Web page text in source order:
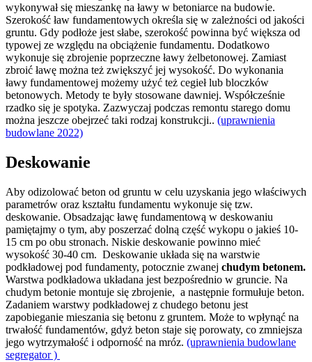
wykonywał się mieszankę na ławy w betoniarce na budowie.
Szerokość ław fundamentowych określa się w zależności od jakości
gruntu. Gdy podłoże jest słabe, szerokość powinna być większa od
typowej ze względu na obciążenie fundamentu. Dodatkowo
wykonuje się zbrojenie poprzeczne ławy żelbetonowej. Zamiast
zbroić ławę można też zwiększyć jej wysokość. Do wykonania
ławy fundamentowej możemy użyć też cegieł lub bloczków
betonowych. Metody te były stosowane dawniej. Współcześnie
rzadko się je spotyka. Zazwyczaj podczas remontu starego domu
można jeszcze obejrzeć taki rodzaj konstrukcji.. (uprawnienia
budowlane 2022)
Deskowanie
Aby odizolować beton od gruntu w celu uzyskania jego właściwych
parametrów oraz kształtu fundamentu wykonuje się tzw.
deskowanie. Obsadzając ławę fundamentową w deskowaniu
pamiętajmy o tym, aby poszerzać dolną część wykopu o jakieś 10-
15 cm po obu stronach. Niskie deskowanie powinno mieć
wysokość 30-40 cm. Deskowanie układa się na warstwie
podkładowej pod fundamenty, potocznie zwanej chudym betonem.
Warstwa podkładowa układana jest bezpośrednio w gruncie. Na
chudym betonie montuje się zbrojenie, a następnie formułuje beton.
Zadaniem warstwy podkładowej z chudego betonu jest
zapobieganie mieszania się betonu z gruntem. Może to wpłynąć na
trwałość fundamentów, gdyż beton staje się porowaty, co zmniejsza
jego wytrzymałość i odporność na mróz. (uprawnienia budowlane
segregator )